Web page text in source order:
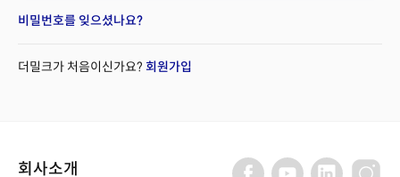
비밀번호를 잊으셨나요?
더밀크가 처음이신가요? 회원가입
회사소개